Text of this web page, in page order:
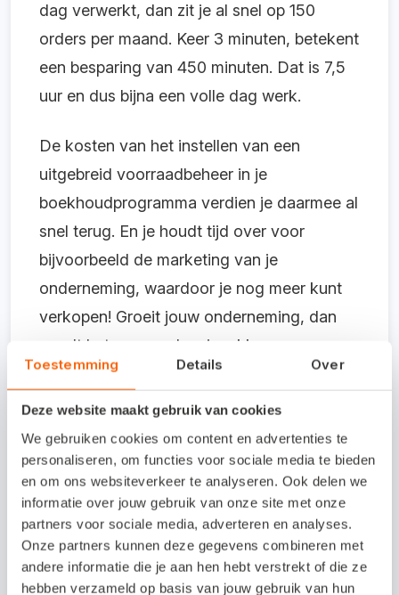
Toestemming Details Over
Deze website maakt gebruik van cookies
We gebruiken cookies om content en advertenties te
personaliseren, om functies voor sociale media te bieden
en om ons websiteverkeer te analyseren. Ook delen we
informatie over jouw gebruik van onze site met onze
partners voor sociale media, adverteren en analyses.
Onze partners kunnen deze gegevens combineren met
andere informatie die je aan hen hebt verstrekt of die ze
hebben verzameld op basis van jouw gebruik van hun
dag verwerkt, dan zit je al snel op 150
orders per maand. Keer 3 minuten, betekent
een besparing van 450 minuten. Dat is 7,5
uur en dus bijna een volle dag werk.
De kosten van het instellen van een
uitgebreid voorraadbeheer in je
boekhoudprogramma verdien je daarmee al
snel terug. En je houdt tijd over voor
bijvoorbeeld de marketing van je
onderneming, waardoor je nog meer kunt
verkopen! Groeit jouw onderneming, dan
wordt het verzamelen, inpakken en
verzenden van orders uiteindelijk een te
grote klus om ‘even’ aan het eind van de
dag te doen. Ook daarvoor bestaan
handige oplossingen, waarmee orderpicken
en magazijnbeheer verder worden
geautomatiseerd.